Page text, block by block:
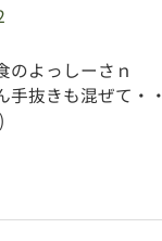
のよっしーさｎ
手抜きも混ぜて・・